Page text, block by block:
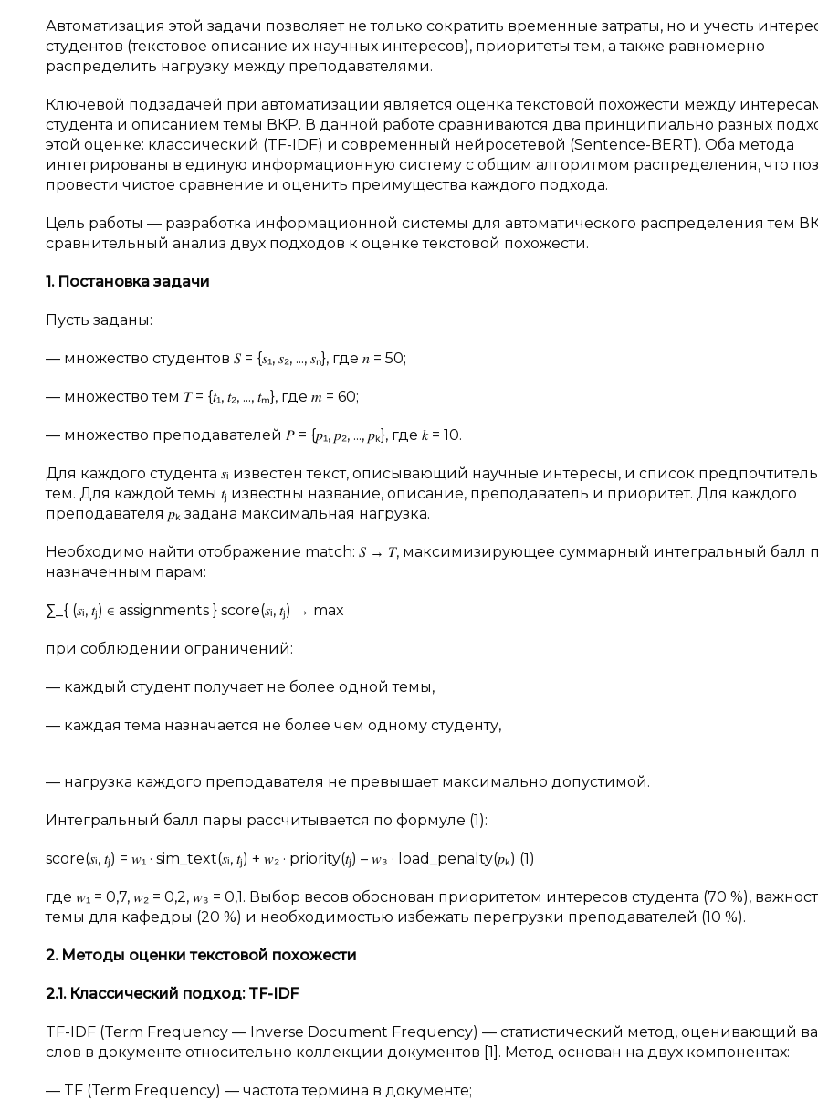
Автоматизация этой задачи позволяет не только сократить временные затраты, но и учесть
студентов (текстовое описание их научных интересов), приоритеты тем, а также равномерно
распределить нагрузку между преподавателями.
Ключевой подзадачей при автоматизации является оценка текстовой похожести между
студента и описанием темы ВКР. В данной работе сравниваются два принципиально разных
этой оценке: классический (TF-IDF) и современный нейросетевой (Sentence-BERT). Оба метода
интегрированы в единую информационную систему с общим алгоритмом распределения, что
провести чистое сравнение и оценить преимущества каждого подхода.
Цель работы — разработка информационной системы для автоматического распределения тем
сравнительный анализ двух подходов к оценке текстовой похожести.
1. Постановка задачи
Пусть заданы:
— множество студентов 𝑆 = {𝑠₁, 𝑠₂, ..., 𝑠ₙ}, где 𝑛 = 50;
— множество тем 𝑇 = {𝑡₁, 𝑡₂, ..., 𝑡ₘ}, где 𝑚 = 60;
— множество преподавателей 𝑃 = {𝑝₁, 𝑝₂, ..., 𝑝ₖ}, где 𝑘 = 10.
Для каждого студента 𝑠ᵢ известен текст, описывающий научные интересы, и список
тем. Для каждой темы 𝑡ⱼ известны название, описание, преподаватель и приоритет. Для каждого
преподавателя 𝑝ₖ задана максимальная нагрузка.
Необходимо найти отображение match: 𝑆 → 𝑇, максимизирующее суммарный интегральный балл
назначенным парам:
∑_{ (𝑠ᵢ, 𝑡ⱼ) ∈ assignments } score(𝑠ᵢ, 𝑡ⱼ) → max
при соблюдении ограничений:
— каждый студент получает не более одной темы,
— каждая тема назначается не более чем одному студенту,
— нагрузка каждого преподавателя не превышает максимально допустимой.
Интегральный балл пары рассчитывается по формуле (1):
score(𝑠ᵢ, 𝑡ⱼ) = 𝑤₁ · sim_text(𝑠ᵢ, 𝑡ⱼ) + 𝑤₂ · priority(𝑡ⱼ) – 𝑤₃ · load_penalty(𝑝ₖ) (1)
где 𝑤₁ = 0,7, 𝑤₂ = 0,2, 𝑤₃ = 0,1. Выбор весов обоснован приоритетом интересов студента (70 %),
темы для кафедры (20 %) и необходимостью избежать перегрузки преподавателей (10 %).
2. Методы оценки текстовой похожести
2.1. Классический подход: TF-IDF
TF-IDF (Term Frequency — Inverse Document Frequency) — статистический метод, оценивающий
слов в документе относительно коллекции документов [1]. Метод основан на двух компонентах:
— TF (Term Frequency) — частота термина в документе;